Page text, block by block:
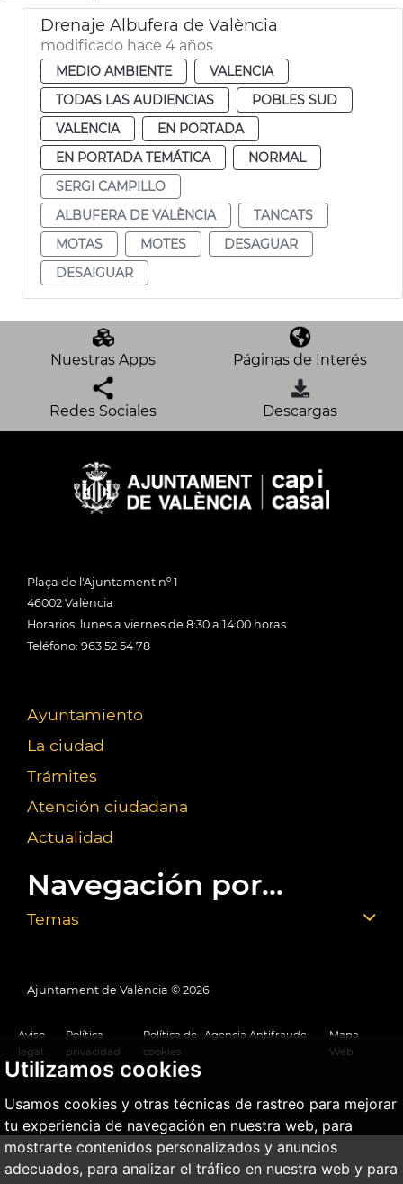
Utilizamos cookies
Usamos cookies y otras técnicas de rastreo para mejorar
tu experiencia de navegación en nuestra web, para
mostrarte contenidos personalizados y anuncios
adecuados, para analizar el tráfico en nuestra web y para
Drenaje Albufera de València
modificado hace 4 años
MEDIO AMBIENTE
VALENCIA
TODAS LAS AUDIENCIAS
POBLES SUD
VALENCIA
EN PORTADA
EN PORTADA TEMÁTICA
NORMAL
SERGI CAMPILLO
ALBUFERA DE VALÈNCIA
TANCATS
MOTAS
MOTES
DESAGUAR
DESAIGUAR
Nuestras Apps Páginas de Interés
Redes Sociales Descargas
Plaça de l'Ajuntament nº 1
46002 València
Horarios: lunes a viernes de 8:30 a 14:00 horas
Teléfono: 963 52 54 78
Ayuntamiento
La ciudad
Trámites
Atención ciudadana
Actualidad
Navegación por...
Temas
Ajuntament de València © 2026
Aviso
legal
Política
privacidad
Política de
cookies
Agencia Antifraude
Mapa
Web